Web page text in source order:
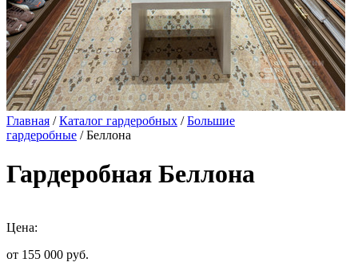
Главная /Каталог гардеробных /Большие
гардеробные / Беллона
Гардеробная Беллона
Цена:
от 155 000 руб.